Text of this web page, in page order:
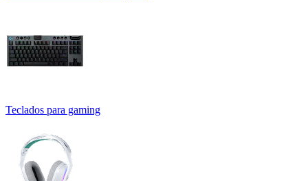
Teclados para gaming